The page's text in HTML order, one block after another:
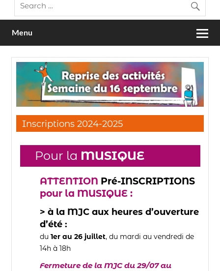
Menu
Inscriptions 2024-2025
Pour la MUSIQUE
ATTENTION Pré-INSCRIPTIONS
pour la MUSIQUE :
> à la MJC aux heures d’ouverture
d’été :
du 1er au 26 juillet, du mardi au vendredi de
14h à 18h
Fermeture de la MJC du 29/07 au